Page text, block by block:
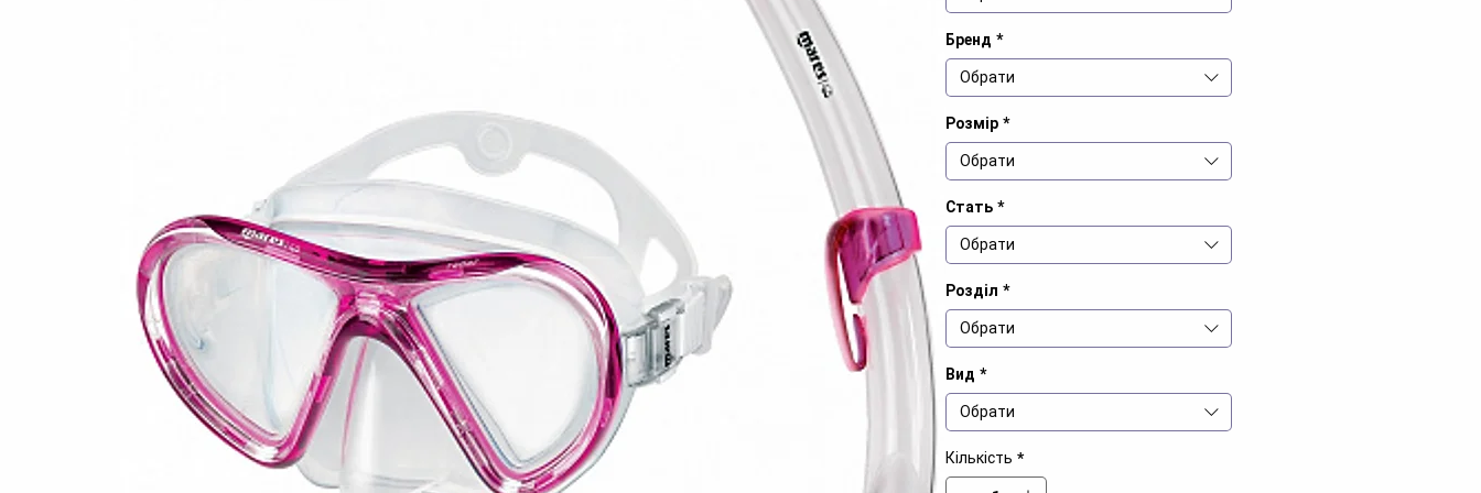
Бренд *
Обрати
Розмір *
Обрати
Стать *
Обрати
Розділ *
Обрати
Вид *
Обрати
Кількість *